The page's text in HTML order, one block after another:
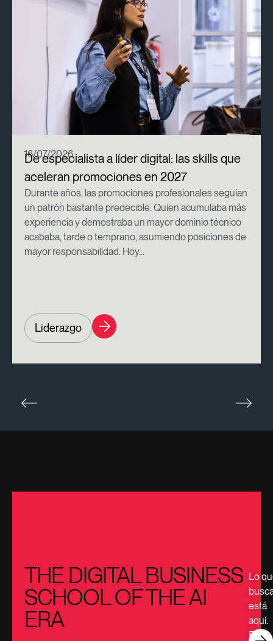
16/07/2026
De especialista a líder digital: las skills que
aceleran promociones en 2027
Durante años, las promociones profesionales seguían
un patrón bastante predecible. Quien acumulaba más
experiencia y demostraba un mayor dominio técnico
acababa, tarde o temprano, asumiendo posiciones de
mayor responsabilidad. Hoy...
Liderazgo
THE DIGITAL BUSINESS
SCHOOL OF THE AI
ERA
Lo
está
aquí.
Esto